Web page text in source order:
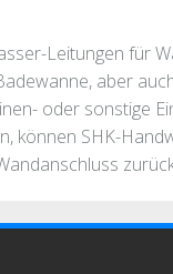
Leitungen für
aber
oder sonstige
können SHK-